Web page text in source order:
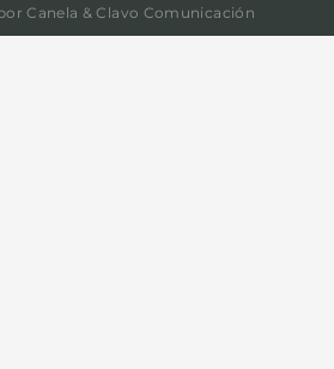
Canela & Clavo Comunicación